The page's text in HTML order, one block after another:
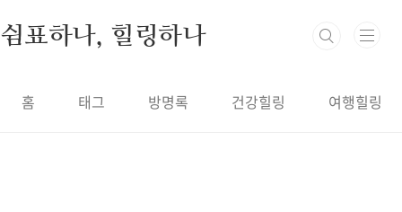
쉼표하나, 힐링하나
홈 태그 방명록 건강힐링 여행힐링